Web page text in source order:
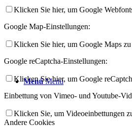
Menü Menü
Klicken Sie hier, um Google
Google Map-Einstellungen:
Klicken Sie hier, um Google Maps
Google reCaptcha-Einstellungen:
Klicken Sie hier, um Google
Einbettung von Vimeo- und Youtube-
Klicken Sie, um Videoeinbettungen
Andere Cookies